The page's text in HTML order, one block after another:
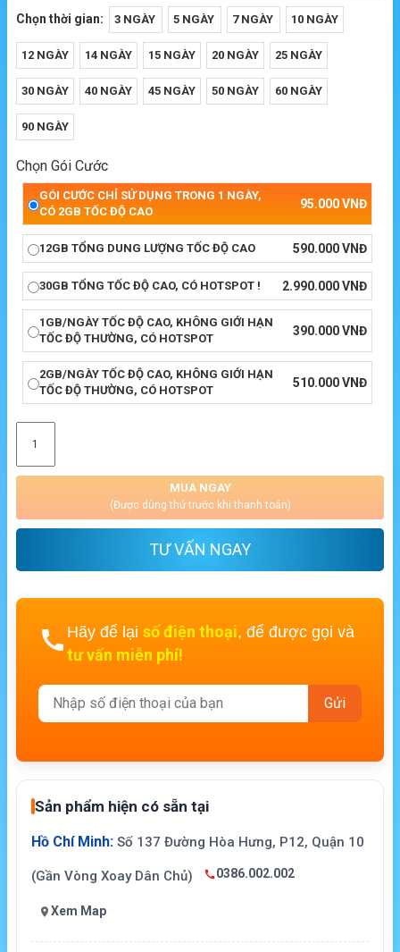
Chọn thời gian: 3 NGÀY 5 NGÀY 7 NGÀY 10 NGÀY
12 NGÀY 14 NGÀY 15 NGÀY 20 NGÀY 25 NGÀY
30 NGÀY 40 NGÀY 45 NGÀY 50 NGÀY 60 NGÀY
90 NGÀY
Chọn Gói Cước
GÓI CƯỚC CHỈ SỬ DỤNG TRONG 1 NGÀY,
CÓ 2GB TỐC ĐỘ CAO
95.000VNĐ
12GB TỔNG DUNG LƯỢNG TỐC ĐỘ CAO 590.000VNĐ
30GB TỔNG TỐC ĐỘ CAO, CÓ HOTSPOT ! 2.990.000VNĐ
1GB/NGÀY TỐC ĐỘ CAO, KHÔNG GIỚI HẠN
TỐC ĐỘ THƯỜNG, CÓ HOTSPOT
390.000VNĐ
2GB/NGÀY TỐC ĐỘ CAO, KHÔNG GIỚI HẠN
TỐC ĐỘ THƯỜNG, CÓ HOTSPOT
510.000VNĐ
MUA NGAY
(Được dùng thử trước khi thanh toán)
TƯ VẤN NGAY
Hãy để lại số điện thoại, để được gọi và
tư vấn miễn phí!
Sản phẩm hiện có sẵn tại
Hồ Chí Minh: Số 137 Đường Hòa Hưng, P12, Quận 10
(Gần Vòng Xoay Dân Chủ) 0386.002.002
Xem Map